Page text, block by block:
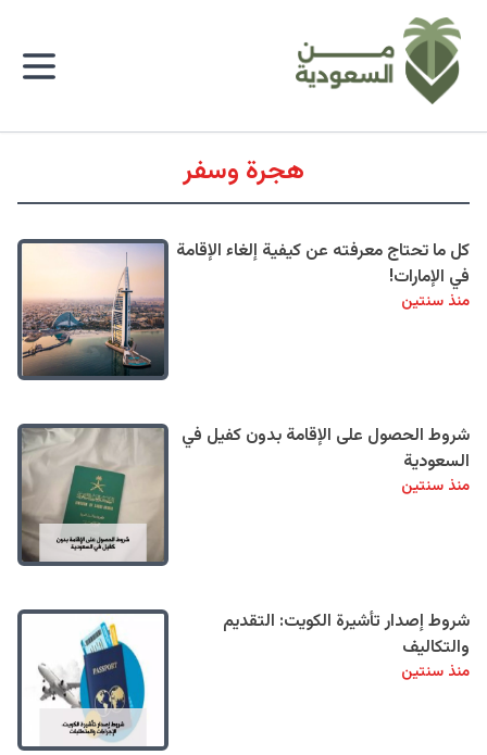
هجرة وسفر
كل ما تحتاج معرفته عن كيفية إلغاء الإقامة
في الإمارات!
منذ سنتين
شروط الحصول على الإقامة بدون كفيل في
السعودية
منذ سنتين
شروط إصدار تأشيرة الكويت: التقديم
والتكاليف
منذ سنتين